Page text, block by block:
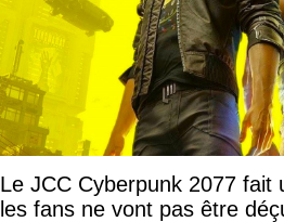
Le JCC Cyberpunk 2077 fait
les fans ne vont pas être